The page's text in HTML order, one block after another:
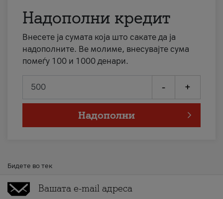
Надополни кредит
Внесете ја сумата која што сакате да ја
надополните. Ве молиме, внесувајте сума
помеѓу 100 и 1000 денари.
- +
Надополни
Бидете во тек